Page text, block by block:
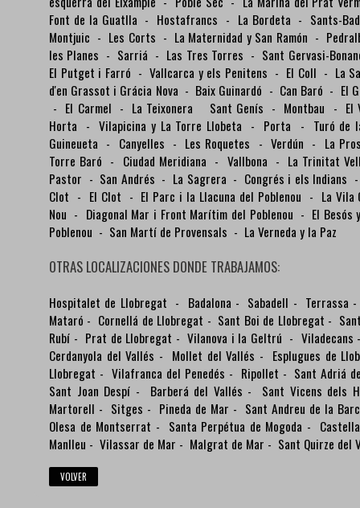
Font de la Guatlla - Hostafrancs - La Bordeta - Sants-
Montjuic - Les Corts - La Maternidad y San Ramón -
les Planes - Sarriá - Las Tres Torres - Sant Gervasi-
El Putget i Farró - Vallcarca y els Penitens - El Coll - La
d'en Grassot i Grácia Nova - Baix Guinardó - Can Baró - El
- El Carmel - La Teixonera Sant Genís - Montbau - El
Horta -Vilapicina y La Torre Llobeta - Porta - Turó de
Guineueta - Canyelles - Les Roquetes -Verdún - La
Torre Baró - Ciudad Meridiana - Vallbona - La Trinitat
Pastor - San Andrés - La Sagrera - Congrés i els Indians
Clot - El Clot - El Parc i la Llacuna del Poblenou - La Vila
Nou - Diagonal Mar i Front Marítim del Poblenou - El Besós
Poblenou - San Martí de Provensals - La Verneda y la Paz
OTRAS LOCALIZACIONES DONDE TRABAJAMOS:
Hospitalet de Llobregat - Badalona - Sabadell - Terrassa
Mataró - Cornellá de Llobregat - Sant Boi de Llobregat -
Rubí - Prat de Llobregat -Vilanova i la Geltrú - Viladecans
Cerdanyola del Vallés - Mollet del Vallés - Esplugues de
Llobregat - Vilafranca del Penedés - Ripollet - Sant Adriá
Sant Joan Despí - Barberá del Vallés - Sant Vicens dels
Martorell - Sitges - Pineda de Mar - Sant Andreu de la
Olesa de Montserrat - Santa Perpétua de Mogoda -
Manlleu - Vilassar de Mar - Malgrat de Mar - Sant Quirze del
VOLVER